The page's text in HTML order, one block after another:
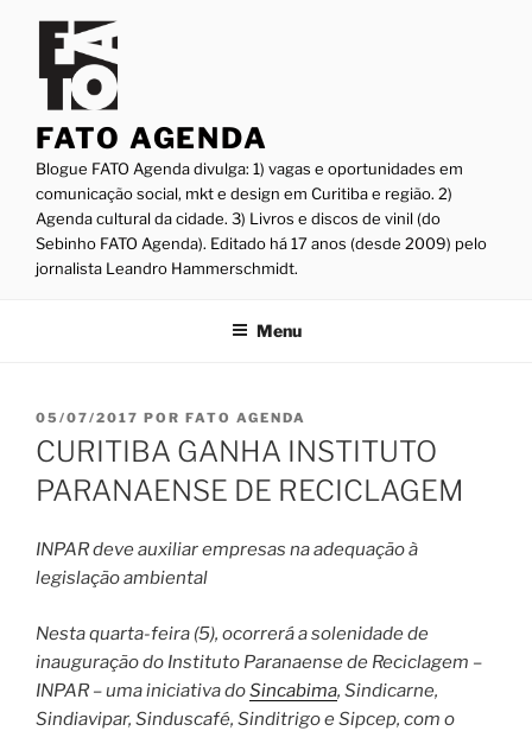
conteúdo
FATO AGENDA
Blogue FATO Agenda divulga: 1) vagas e oportunidades em
comunicação social, mkt e design em Curitiba e região. 2)
Agenda cultural da cidade. 3) Livros e discos de vinil (do
Sebinho FATO Agenda). Editado há 17 anos (desde 2009) pelo
jornalista Leandro Hammerschmidt.
Menu
PUBLICADO
EM
05/07/2017 POR FATO AGENDA
CURITIBA GANHA INSTITUTO
PARANAENSE DE RECICLAGEM
INPAR deve auxiliar empresas na adequação à
legislação ambiental
Nesta quarta-feira (5), ocorrerá a solenidade de
inauguração do Instituto Paranaense de Reciclagem –
INPAR – uma iniciativa doSincabima, Sindicarne,
Sindiavipar, Sinduscafé, Sinditrigo e Sipcep, com o